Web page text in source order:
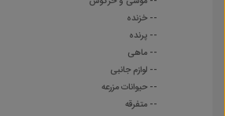
-- خزنده
-- پرنده
-- ماهی
-- لوازم جانبی
-- حیوانات مزرعه
-- متفرقه